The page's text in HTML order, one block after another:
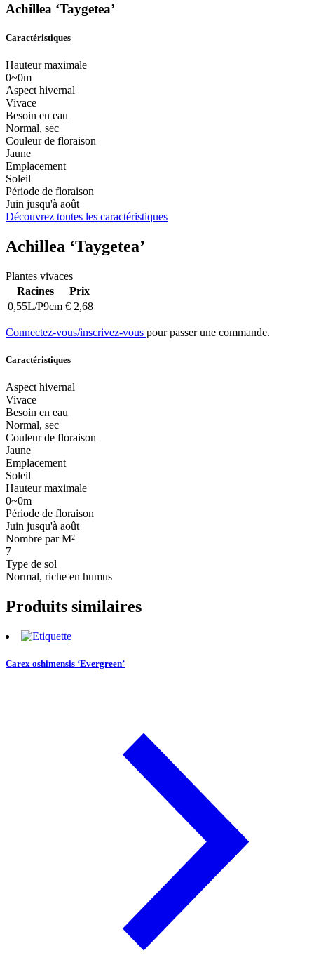
Achillea ‘Taygetea’
Caractéristiques
Hauteur maximale
0~0m
Aspect hivernal
Vivace
Besoin en eau
Normal, sec
Couleur de floraison
Jaune
Emplacement
Soleil
Période de floraison
Juin jusqu'à août
Découvrez toutes les caractéristiques
Achillea ‘Taygetea’
Plantes vivaces
Racines
Prix
0,55L/P9cm € 2,68
Connectez-vous/inscrivez-vous pour passer une commande.
Caractéristiques
Aspect hivernal
Vivace
Besoin en eau
Normal, sec
Couleur de floraison
Jaune
Emplacement
Soleil
Hauteur maximale
0~0m
Période de floraison
Juin jusqu'à août
Nombre par M²
7
Type de sol
Normal, riche en humus
Produits similaires
Carex oshimensis ‘Evergreen’